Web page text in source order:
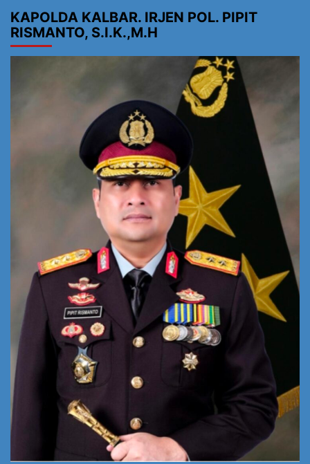
KAPOLDA KALBAR. IRJEN POL. PIPIT
RISMANTO, S.I.K.,M.H